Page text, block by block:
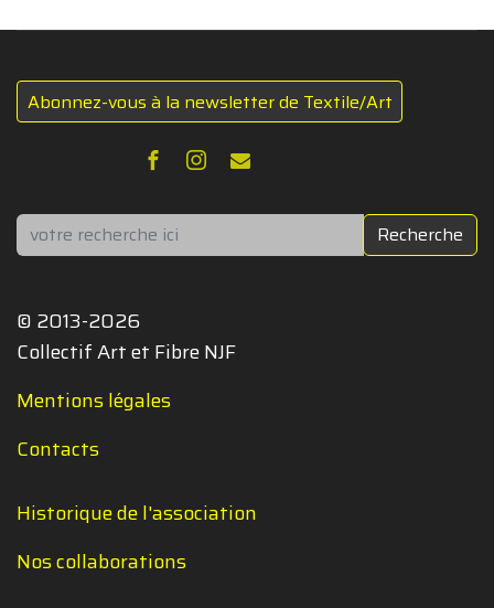
Abonnez-vous à la newsletter de Textile/Art
Rechercher Recherche
© 2013-2026
Collectif Art et Fibre NJF
Mentions légales
Contacts
Historique de l'association
Nos collaborations